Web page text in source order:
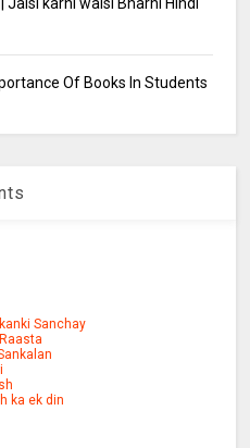
| Jaisi karni waisi Bharni Hindi
Importance Of Books In Students
Sanchay
Raasta
ka ek din